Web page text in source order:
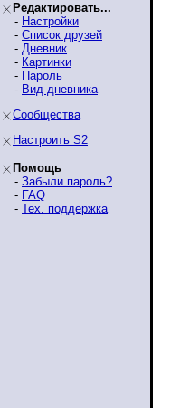
Редактировать...
- Настройки
- Список друзей
- Дневник
- Картинки
- Пароль
- Вид дневника
Сообщества
Настроить S2
Помощь
- Забыли пароль?
- FAQ
- Тех. поддержка